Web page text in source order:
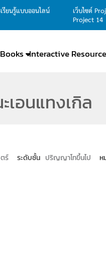
รียนรู้แบบออนไลน์
เว็บไซต์
Project 14
Interactive Resource
เอนแทงเกิล
ร์ ระดับชั้น ปริญญาโทขึ้นไป ห